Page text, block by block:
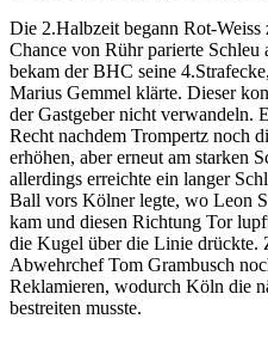
Die 2.Halbzeit begann Rot-Weiss
Chance von Rühr parierte Schleu
bekam der BHC seine
Marius Gemmel klärte. Dieser
der Gastgeber nicht verwandeln.
Recht nachdem Trompertz noch
erhöhen, aber erneut am starken
allerdings erreichte ein langer
Ball vors Kölner legte, wo Leon
kam und diesen Richtung Tor
die Kugel über die Linie drückte.
Abwehrchef Tom Grambusch
Reklamieren, wodurch Köln die
bestreiten musste.